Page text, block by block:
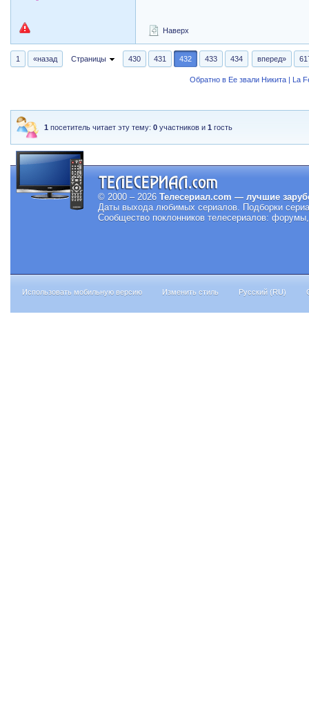
Наверх
1 «назад Страницы 430 431 432 433 434 вперед»
Обратно в Ее звали Никита | La
1 посетитель читает эту тему:0 участников и1 гость
© 2000 – 2026 Телесериал.com — лучшие
Даты выхода любимых сериалов. Подборки
Сообщество поклонников телесериалов:
Использовать мобильную версию Изменить стиль Русский (RU)